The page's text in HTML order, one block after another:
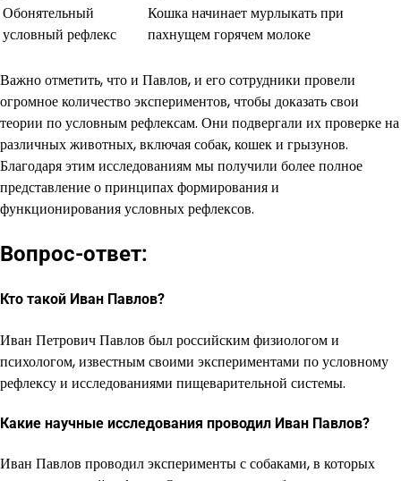
Обонятельный
условный рефлекс
Кошка начинает мурлыкать при
пахнущем горячем молоке
Важно отметить, что и Павлов, и его сотрудники провели
огромное количество экспериментов, чтобы доказать свои
теории по условным рефлексам. Они подвергали их проверке на
различных животных, включая собак, кошек и грызунов.
Благодаря этим исследованиям мы получили более полное
представление о принципах формирования и
функционирования условных рефлексов.
Вопрос-ответ:
Кто такой Иван Павлов?
Иван Петрович Павлов был российским физиологом и
психологом, известным своими экспериментами по условному
рефлексу и исследованиями пищеварительной системы.
Какие научные исследования проводил Иван Павлов?
Иван Павлов проводил эксперименты с собаками, в которых